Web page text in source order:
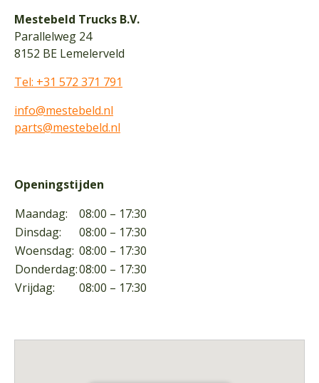
Mestebeld Trucks B.V.
Parallelweg 24
8152 BE Lemelerveld
Tel: +31 572 371 791
info@mestebeld.nl
parts@mestebeld.nl
Openingstijden
Maandag:
08:00 – 17:30
Dinsdag:
08:00 – 17:30
Woensdag: 08:00 – 17:30
Donderdag:08:00 – 17:30
Vrijdag:
08:00 – 17:30